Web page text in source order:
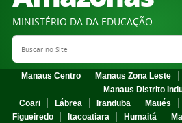
MINISTÉRIO DA DA EDUCAÇÃO
Search Site
Manaus Centro Manaus Zona Leste
Manaus Distrito
Coari
Lábrea Iranduba Maués
Figueiredo
Itacoatiara Humaitá